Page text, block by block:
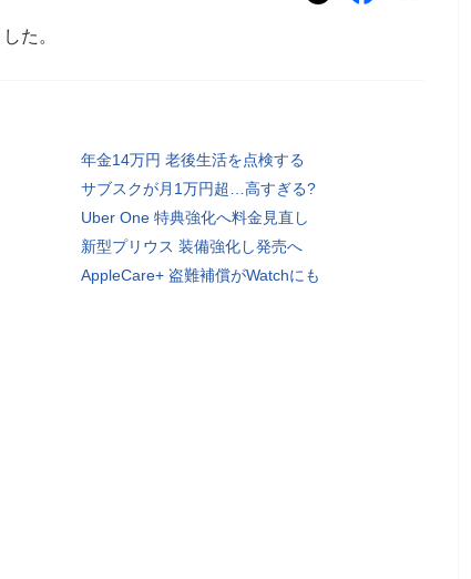
た。
年金14万円 老後生活を点検する
サブスクが月1万円超…高すぎる?
Uber One 特典強化へ料金見直し
新型プリウス 装備強化し発売へ
AppleCare+ 盗難補償がWatchにも